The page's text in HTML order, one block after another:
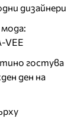
дизайнери
VEE
гостува
ден на